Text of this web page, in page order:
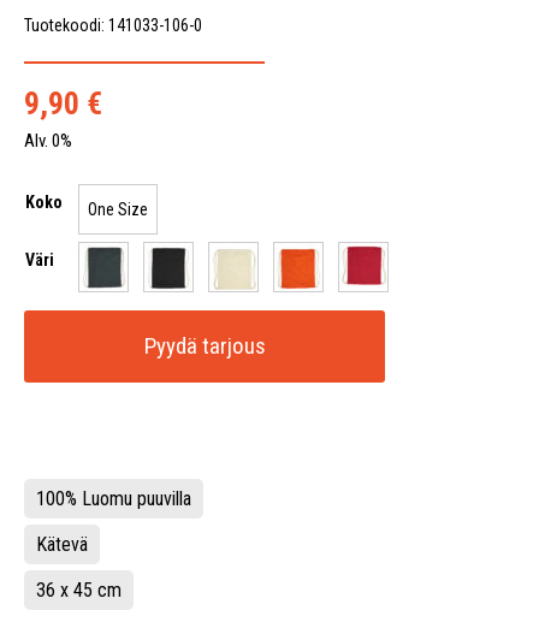
Tuotekoodi: 141033-106-0
9,90 €
Alv. 0%
Koko One Size
Väri
Pyydä tarjous
100% Luomu puuvilla
Kätevä
36 x 45 cm